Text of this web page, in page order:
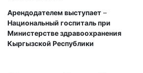
Арендодателем выступает –
Национальный госпиталь при
Министерстве здравоохранения
Кыргызской Республики